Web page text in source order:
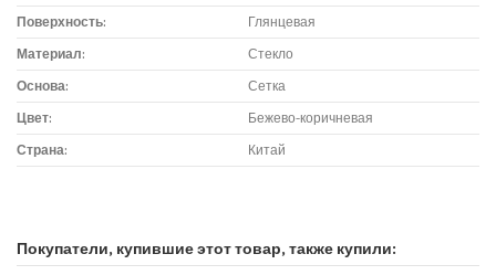
Поверхность: Глянцевая
Материал: Стекло
Основа: Сетка
Цвет: Бежево-коричневая
Страна: Китай
1. Самовывоз из магазина:
Покупатели, купившие этот товар, также купили: